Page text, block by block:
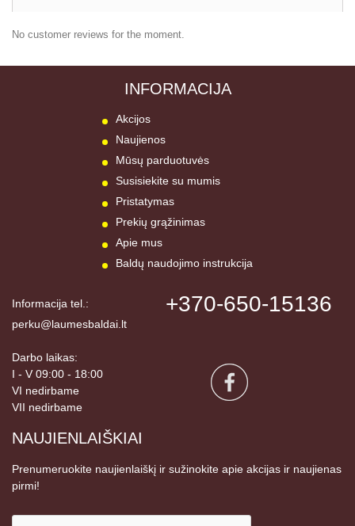
No customer reviews for the moment.
INFORMACIJA
Akcijos
Naujienos
Mūsų parduotuvės
Susisiekite su mumis
Pristatymas
Prekių grąžinimas
Apie mus
Baldų naudojimo instrukcija
Informacija tel.: +370-650-15136
perku@laumesbaldai.lt
Darbo laikas:
I - V 09:00 - 18:00
VI nedirbame
VII nedirbame
NAUJIENLAIŠKIAI
Prenumeruokite naujienlaiškį ir sužinokite apie akcijas ir naujienas
pirmi!